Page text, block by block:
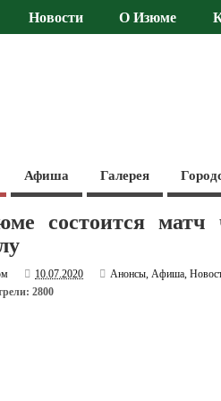
Новости О Изюме
Афиша Галерея
состоится матч
10.07.2020 Анонсы,Афиша,
2800